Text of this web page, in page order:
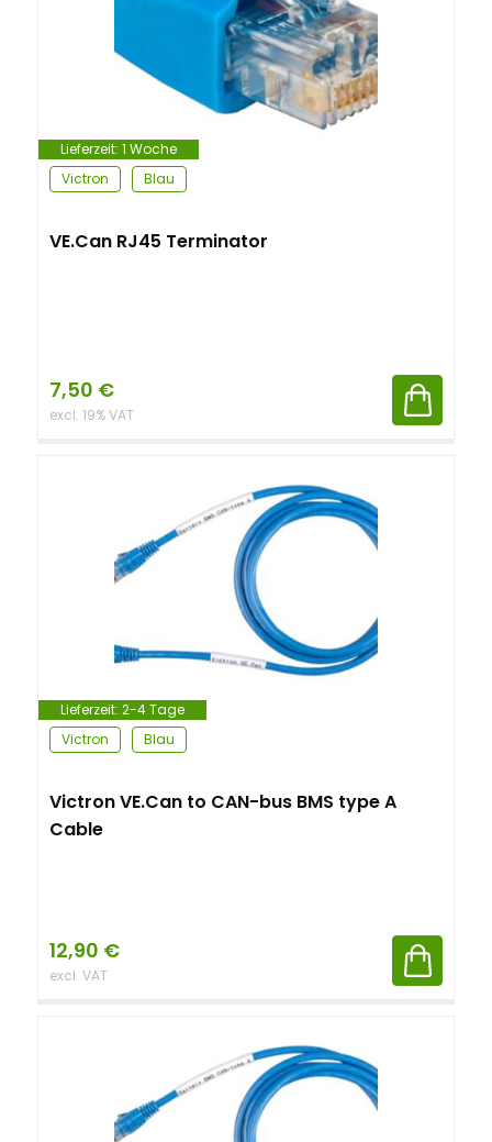
Lieferzeit: 1 Woche
Victron
Blau
VE.Can RJ45 Terminator
7,50 €
excl. 19% VAT
Lieferzeit: 2-4 Tage
Victron
Blau
Victron VE.Can to CAN-bus BMS type A
Cable
12,90 €
excl. VAT